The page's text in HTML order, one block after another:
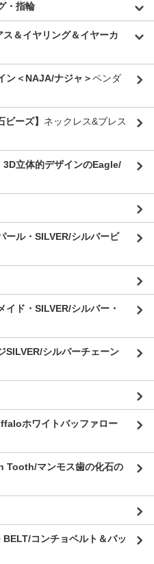
・指輪
＆イヤリング＆イヤーカ
ン＜NAJA/ナジャ＞ペンダ
ーズ】 ネックレス&ブレス
3D立体的デザインのEagle/
ール・SILVER/シルバービ
ド・SILVER/シルバー・
SILVER/シルバーチェーン
ホワイトバッファロー
Tooth/マンモス歯の化石の
コンチョベルト＆バッ